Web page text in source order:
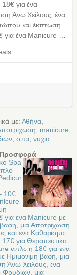
για ένα
Άνω Χείλους, ένα
και έκπτωση
για ένα Manicure …
με: Αθήνα
manicure
σπα νυχια
Spa
–
10€
για ενα Manicure με
βαφη, μια Αποτριχωση
και ενα Καθαρισμο
για Θεραπευτικο
απλο η 18€ για ενα
Ημιμονιμη βαφη, μια
Άνω Χειλους, ενα
Φρυδιων, μια